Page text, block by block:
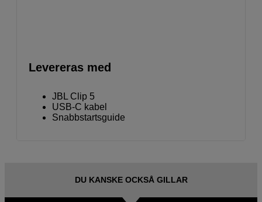
Levereras med
JBL Clip 5
USB-C kabel
Snabbstartsguide
DU KANSKE OCKSÅ GILLAR